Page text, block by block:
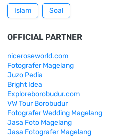
Islam Soal
OFFICIAL PARTNER
niceroseworld.com
Fotografer Magelang
Juzo Pedia
Bright Idea
Exploreborobudur.com
VW Tour Borobudur
Fotografer Wedding Magelang
Jasa Foto Magelang
Jasa Fotografer Magelang